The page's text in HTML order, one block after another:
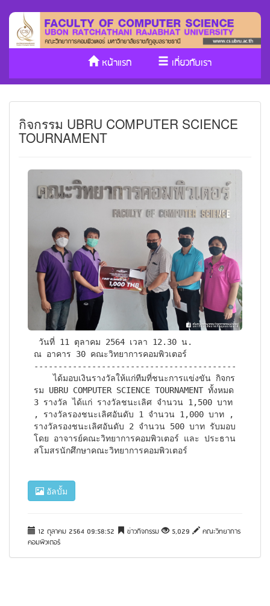
หน้าแรก
เกี่ยวกับเรา
ประกันคุณภาพ
วารสาร Cs
กิจกรรม UBRU COMPUTER SCIENCE
TOURNAMENT
ณ อาคาร 30 คณะวิทยาการคอมพิวเตอร์
------------------------------------------
    ได้มอบเงินรางวัลให้แก่ทีมที่ชนะการแข่งขัน กิจกร
รม UBRU COMPUTER SCIENCE TOURNAMENT ทั้งหมด
3 รางวัล ได้แก่ รางวัลชนะเลิศ จำนวน 1,500 บาท
, รางวัลรองชนะเลิศอันดับ 1 จำนวน 1,000 บาท ,
รางวัลรองชนะเลิศอันดับ 2 จำนวน 500 บาท รับมอบ
โดย อาจารย์คณะวิทยาการคอมพิวเตอร์ และ ประธาน
สโมสรนักศึกษาคณะวิทยาการคอมพิวเตอร์
อัลบั้ม
12 ตุลาคม 2564 09:58:52 ข่าวกิจกรรม 5,029
คณะวิทยาการ
คอมพิวเตอร์